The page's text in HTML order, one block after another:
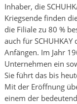
Inhaber, die
Kriegsende finden
die Filiale zu 80 %
auch für
Anfängen. Im Jahr
Unternehmen ein
Sie führt das bis
Mit der Eröffnung
einem der